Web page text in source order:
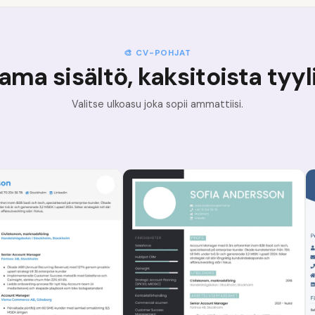
🎨 CV-POHJAT
sisältö, kaksitoista
Valitse ulkoasu joka sopii ammattiisi.